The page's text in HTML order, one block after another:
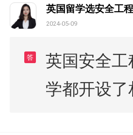
英国留学选安全工
2024-05-09
答
英国安全
学都开设了